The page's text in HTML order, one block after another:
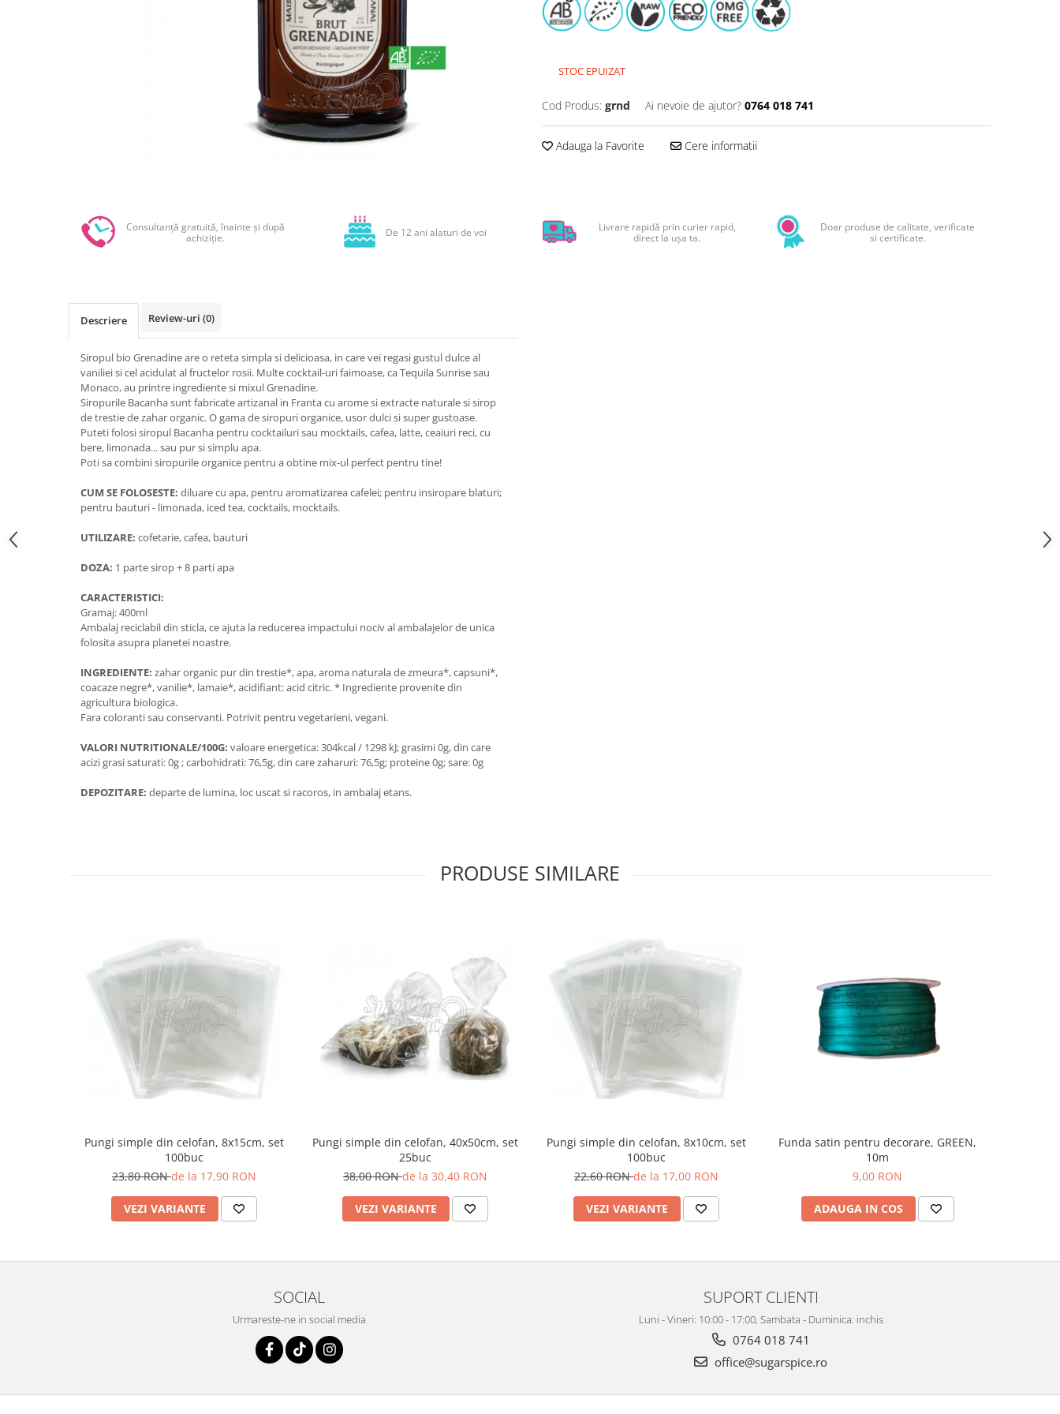
Forme pentru copt
Pasta de zahar - Icing
Decoratiuni din zahar
Decoratiuni din ciocolata
Printuri Comestibile
Flori Comestibile
RELAXARE & HOBBY
Role pentru colorat
Postere gigant
Puzzele mecanic
PETRECERI & EVENIMENTE
Cutii marturii
Articole party
DETERGENTI & CURATENIE
STOC EPUIZAT
Cod Produs: grnd Ai nevoie de ajutor? 0764 018 741
Adauga la Favorite Cere informatii
Consultanță gratuită, înainte și după
achiziție.
De 12 ani alaturi de voi
Livrare rapidă prin curier rapid,
direct la ușa ta.
Doar produse de calitate, verificate
si certificate.
Descriere Review-uri (0)
Siropul bio Grenadine are o reteta simpla si delicioasa, in care vei regasi gustul dulce al
vaniliei si cel acidulat al fructelor rosii. Multe cocktail-uri faimoase, ca Tequila Sunrise sau
Monaco, au printre ingrediente si mixul Grenadine.
Siropurile Bacanha sunt fabricate artizanal in Franta cu arome si extracte naturale si sirop
de trestie de zahar organic. O gama de siropuri organice, usor dulci si super gustoase.
Puteti folosi siropul Bacanha pentru cocktailuri sau mocktails, cafea, latte, ceaiuri reci, cu
bere, limonada... sau pur si simplu apa.
Poti sa combini siropurile organice pentru a obtine mix-ul perfect pentru tine!
CUM SE FOLOSESTE: diluare cu apa, pentru aromatizarea cafelei; pentru insiropare blaturi;
pentru bauturi - limonada, iced tea, cocktails, mocktails.
UTILIZARE: cofetarie, cafea, bauturi
DOZA: 1 parte sirop + 8 parti apa
CARACTERISTICI:
Gramaj: 400ml
Ambalaj reciclabil din sticla, ce ajuta la reducerea impactului nociv al ambalajelor de unica
folosita asupra planetei noastre.
INGREDIENTE: zahar organic pur din trestie*, apa, aroma naturala de zmeura*, capsuni*,
coacaze negre*, vanilie*, lamaie*, acidifiant: acid citric. * Ingrediente provenite din
agricultura biologica.
Fara coloranti sau conservanti. Potrivit pentru vegetarieni, vegani.
VALORI NUTRITIONALE/100G: valoare energetica: 304kcal / 1298 kJ; grasimi 0g, din care
acizi grasi saturati: 0g ; carbohidrati: 76,5g, din care zaharuri: 76,5g; proteine 0g; sare: 0g
DEPOZITARE: departe de lumina, loc uscat si racoros, in ambalaj etans.
PRODUSE SIMILARE
Pungi simple din celofan, 8x15cm, set
100buc
23,80 RONde la 17,90 RON
VEZI VARIANTE
Pungi simple din celofan, 40x50cm, set
25buc
38,00 RONde la 30,40 RON
VEZI VARIANTE
Pungi simple din celofan, 8x10cm, set
100buc
22,60 RONde la 17,00 RON
VEZI VARIANTE
Funda satin pentru decorare, GREEN,
10m
9,00 RON
ADAUGA IN COS
SOCIAL
Urmareste-ne in social media
SUPORT CLIENTI
Luni - Vineri: 10:00 - 17:00, Sambata - Duminica: inchis
0764 018 741
office@sugarspice.ro